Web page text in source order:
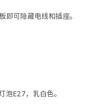
即可隐藏电线和插座。
泡E27，乳白色。